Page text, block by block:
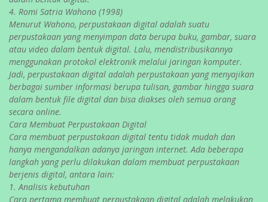
4. Romi Satria Wahono (1998)
Menurut Wahono, perpustakaan digital adalah suatu
perpustakaan yang menyimpan data berupa buku, gambar, suara
atau video dalam bentuk digital. Lalu, mendistribusikannya
menggunakan protokol elektronik melalui jaringan komputer.
Jadi, perpustakaan digital adalah perpustakaan yang menyajikan
berbagai sumber informasi berupa tulisan, gambar hingga suara
dalam bentuk file digital dan bisa diakses oleh semua orang
secara online.
Cara Membuat Perpustakaan Digital
Cara membuat perpustakaan digital tentu tidak mudah dan
hanya mengandalkan adanya jaringan internet. Ada beberapa
langkah yang perlu dilakukan dalam membuat perpustakaan
berjenis digital, antara lain:
1. Analisis kebutuhan
Cara pertama membuat perpustakaan digital adalah melakukan